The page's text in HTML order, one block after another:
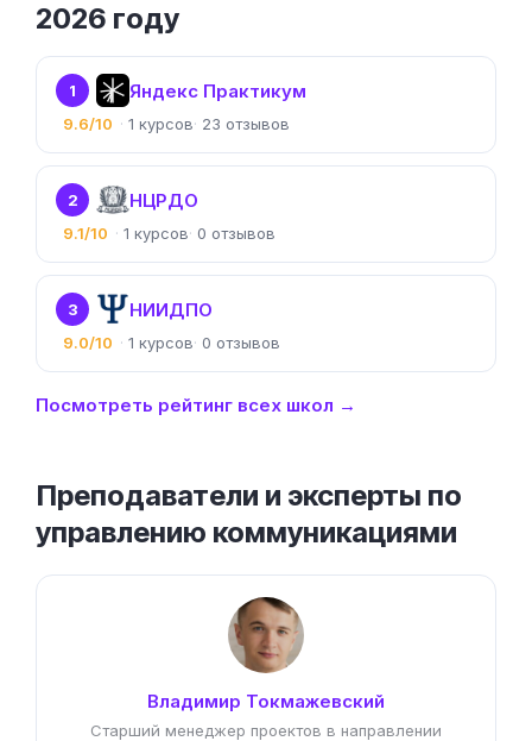
2026 году
1 Яндекс Практикум
9.6/10 1 23
2 НЦРДО
9.1/10 1 0
3 НИИДПО
9.0/10 1 0
Посмотреть рейтинг всех школ →
Преподаватели и эксперты по
управлению коммуникациями
Владимир Токмажевский
Старший менеджер проектов в направлении